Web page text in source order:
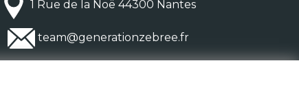
1 Rue de la Noë 44300 Nantes
team@generationzebree.fr